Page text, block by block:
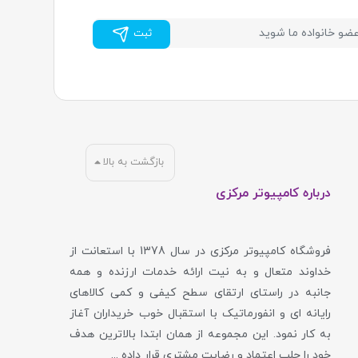
ثبت
بازگشت به بالا
درباره کامپیوتر مرکزی
فروشگاه کامپیوتر مرکزی در سال 1378 با استعانت از
خداوند متعال و به نیت ارائه خدمات ارزنده و همه
جانبه در راستای ارتقای سطح کیفی و کمی کالاهای
رایانه ای و انفورماتیک با استقبال خوب خریداران آغاز
به کار نمود. این مجموعه از همان ابتدا بالاترین هدف
خود را جلب اعتماد و رضایت مشتری قرار داده ...